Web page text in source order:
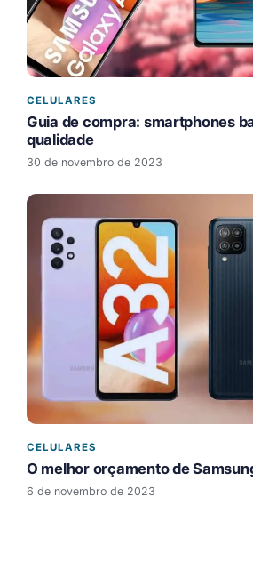
CELULARES
Guia de compra: smartphones
qualidade
30 de novembro de 2023
CELULARES
O melhor orçamento de
6 de novembro de 2023